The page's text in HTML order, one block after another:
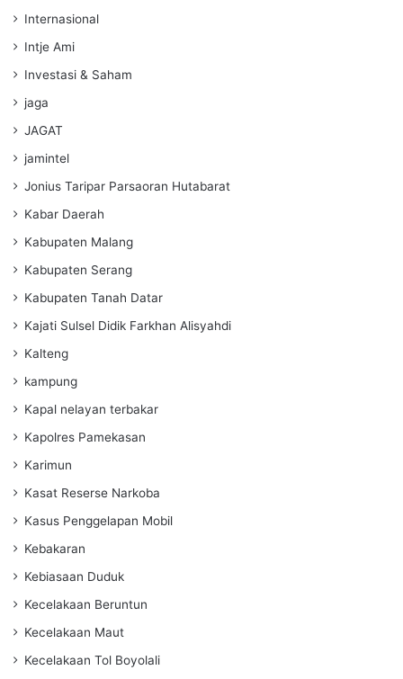
Internasional
Intje Ami
Investasi & Saham
jaga
JAGAT
jamintel
Jonius Taripar Parsaoran Hutabarat
Kabar Daerah
Kabupaten Malang
Kabupaten Serang
Kabupaten Tanah Datar
Kajati Sulsel Didik Farkhan Alisyahdi
Kalteng
kampung
Kapal nelayan terbakar
Kapolres Pamekasan
Karimun
Kasat Reserse Narkoba
Kasus Penggelapan Mobil
Kebakaran
Kebiasaan Duduk
Kecelakaan Beruntun
Kecelakaan Maut
Kecelakaan Tol Boyolali